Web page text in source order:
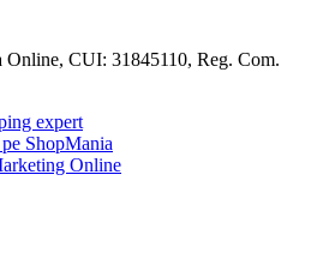
CUI: 31845110, Reg. Com.